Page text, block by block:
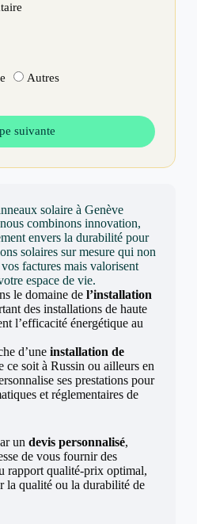
Autres
suivante
solaire à Genève
combinons innovation,
envers la durabilité pour
solaires sur mesure qui non
factures mais valorisent
espace de vie.
le domaine de l’installation
des installations de haute
l’efficacité énergétique au
d’une installation de
ce soit à Russin ou ailleurs en
ses prestations pour
et réglementaires de
un devis personnalisé,
de vous fournir des
rapport qualité-prix optimal,
la qualité ou la durabilité de